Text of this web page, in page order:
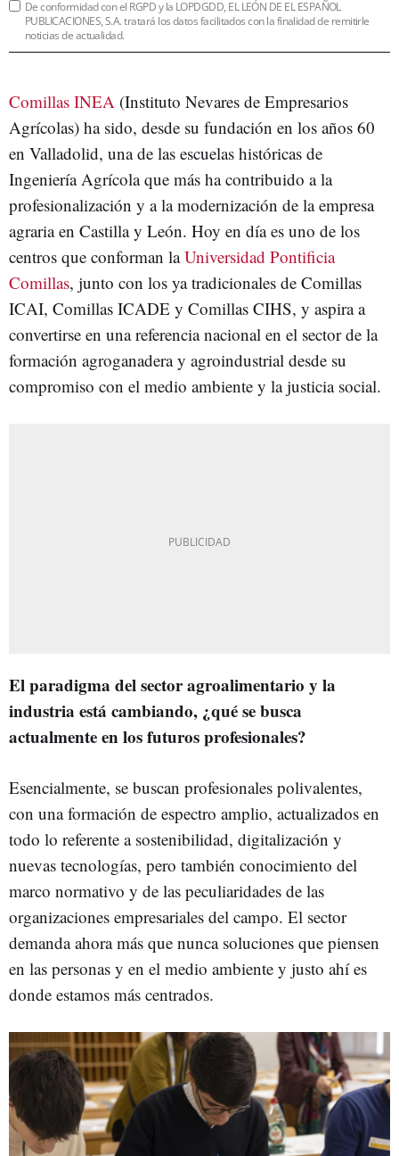
De conformidad con el RGPD y la LOPDGDD, EL LEÓN DE EL ESPAÑOL
PUBLICACIONES, S.A. tratará los datos facilitados con la finalidad de remitirle
noticias de actualidad.
Comillas INEA (Instituto Nevares de Empresarios
Agrícolas) ha sido, desde su fundación en los años 60
en Valladolid, una de las escuelas históricas de
Ingeniería Agrícola que más ha contribuido a la
profesionalización y a la modernización de la empresa
agraria en Castilla y León. Hoy en día es uno de los
centros que conforman laUniversidad Pontificia
Comillas, junto con los ya tradicionales de Comillas
ICAI, Comillas ICADE y Comillas CIHS, y aspira a
convertirse en una referencia nacional en el sector de la
formación agroganadera y agroindustrial desde su
compromiso con el medio ambiente y la justicia social.
El paradigma del sector agroalimentario y la
industria está cambiando, ¿qué se busca
actualmente en los futuros profesionales?
Esencialmente, se buscan profesionales polivalentes,
con una formación de espectro amplio, actualizados en
todo lo referente a sostenibilidad, digitalización y
nuevas tecnologías, pero también conocimiento del
marco normativo y de las peculiaridades de las
organizaciones empresariales del campo. El sector
demanda ahora más que nunca soluciones que piensen
en las personas y en el medio ambiente y justo ahí es
donde estamos más centrados.